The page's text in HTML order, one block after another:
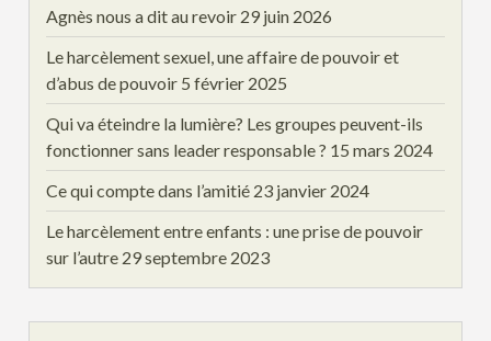
Agnès nous a dit au revoir 29 juin 2026
Le harcèlement sexuel, une affaire de pouvoir et
d’abus de pouvoir 5 février 2025
Qui va éteindre la lumière? Les groupes peuvent-ils
fonctionner sans leader responsable ? 15 mars 2024
Ce qui compte dans l’amitié 23 janvier 2024
Le harcèlement entre enfants : une prise de pouvoir
sur l’autre 29 septembre 2023